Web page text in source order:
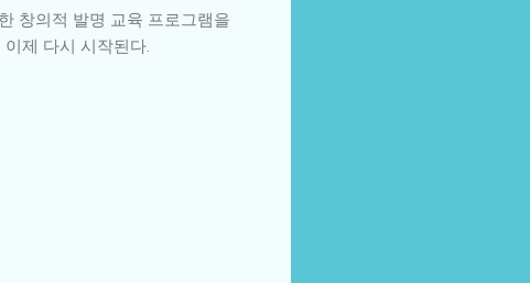
창의적 발명 교육 프로그램을
제 다시 시작된다.